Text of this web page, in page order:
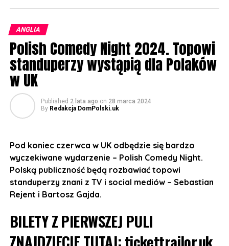
gwarantowana!
UWAGA! Koncert przeznaczony jest dla wszystkich grup
wiekowych. Niepełnoletni muszą być pod stałą opieką
dorosłego opiekuna.
BILETY:
https://bilety.sherlockmedia.ltd/events/sherlockmedialtd/
Koncert odbędzie się:
Grosvenor St, Manchester M1 7HL
11 listopada w Sheffield Network2, 14 Matilda St,
Sheffield S1
12 listopada w The Castle and Falcon, 402
13 listopada w 229 London, 229 Great Portland St,
London W1W 5PN
ANGLIA
Polish Comedy Night 2024. Topowi
standuperzy wystąpią dla Polaków
w UK
Published 2 lata ago on 28 marca 2024
By Redakcja DomPolski.uk
Pod koniec czerwca w UK odbędzie się bardzo
wyczekiwane wydarzenie – Polish Comedy Night.
Polską publiczność będą rozbawiać topowi
standuperzy znani z TV i social mediów – Sebastian
Rejent i Bartosz Gajda.
BILETY Z PIERWSZEJ PULI
ZNAJDZIECIE TUTAJ:tickettrailor.uk